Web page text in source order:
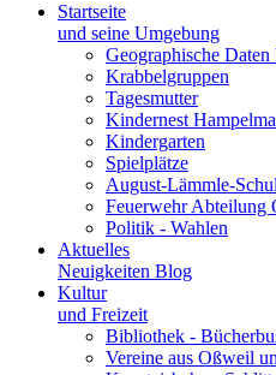
Startseite
und seine Umgebung
Geographische
Krabbelgruppen
Tagesmutter
Kindernest
Kindergarten
Spielplätze
August-Lämmle-
Feuerwehr Abteilung
Politik - Wahlen
Aktuelles
Neuigkeiten Blog
Kultur
und Freizeit
Bibliothek -
Vereine aus Oßweil